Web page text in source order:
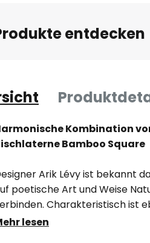
entdecken
Kombination
Bamboo Square
Arik Lévy ist bekannt
poetische Art und Weise
Charakteristisch ist
natürlicher und
lesen